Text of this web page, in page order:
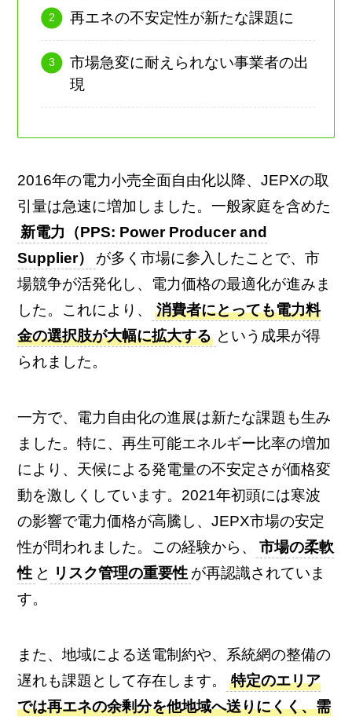
再エネの不安定性が新たな課題に
市場急変に耐えられない事業者の出
現
2016年の電力小売全面自由化以降、JEPXの取
引量は急速に増加しました。一般家庭を含めた
新電力（PPS: Power Producer and
Supplier）
が多く市場に参入したことで、市
場競争が活発化し、電力価格の最適化が進みま
した。これにより、
消費者にとっても電力料
金の選択肢が大幅に拡大する という成果が得
られました。
一方で、電力自由化の進展は新たな課題も生み
ました。特に、再生可能エネルギー比率の増加
により、天候による発電量の不安定さが価格変
動を激しくしています。2021年初頭には寒波
の影響で電力価格が高騰し、JEPX市場の安定
性が問われました。この経験から、
市場の柔軟
性 と リスク管理の重要性 が再認識されていま
す。
また、地域による送電制約や、系統網の整備の
遅れも課題として存在します。
特定のエリア
では再エネの余剰分を他地域へ送りにくく、需